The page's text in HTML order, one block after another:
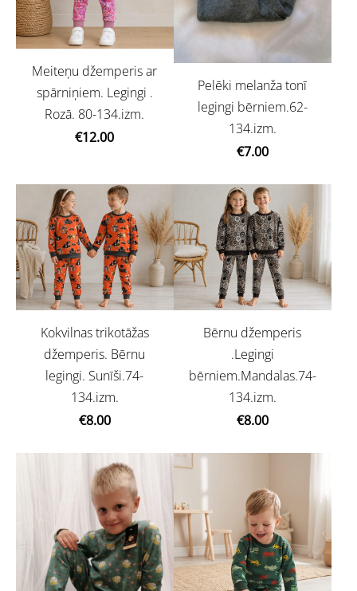
Meiteņu džemperis ar
spārniņiem. Legingi .
Rozā. 80-134.izm.
€12.00
Pelēki melanža tonī
legingi bērniem.62-
134.izm.
€7.00
Kokvilnas trikotāžas
džemperis. Bērnu
legingi. Sunīši.74-
134.izm.
€8.00
Bērnu džemperis
.Legingi
bērniem.Mandalas.74-
134.izm.
€8.00